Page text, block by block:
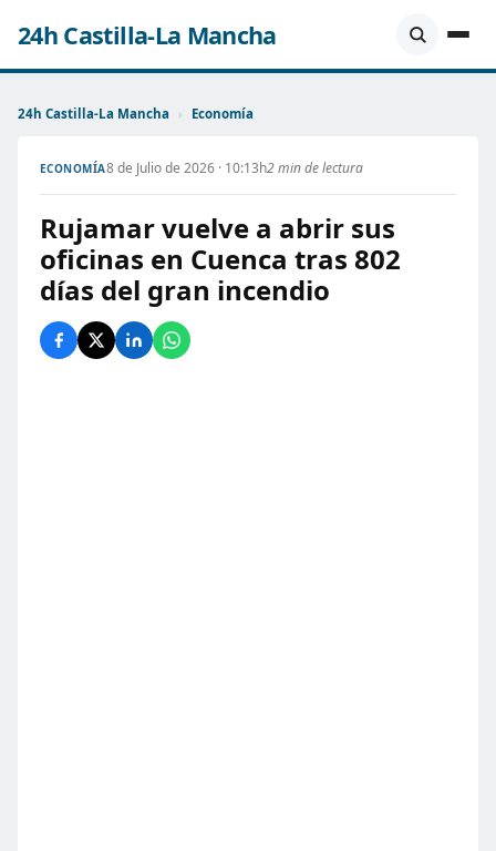
24h Castilla-La Mancha
24h Castilla-La Mancha › Economía
ECONOMÍA8 de Julio de 2026 · 10:13h2 min de lectura
Rujamar vuelve a abrir sus
oficinas en Cuenca tras 802
días del gran incendio